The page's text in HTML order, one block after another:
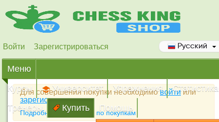
Войти Зарегистрироваться Русский
Меню
Курсы
Университет Упражнения
Статистика
Тренеры
Купить Помощь
Для совершения покупки необходимовойтиили
зарегистрироваться
Подробная инструкция по покупкам